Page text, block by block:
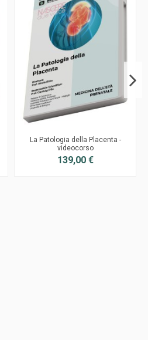
La Patologia della Placenta -
videocorso
139,00 €